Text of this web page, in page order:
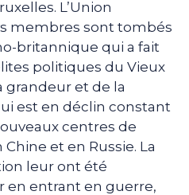
L’Union
membres sont tombés
britannique qui a fait
politiques du Vieux
grandeur et de la
est en déclin constant
centres de
et en Russie. La
leur ont été
en entrant en guerre,